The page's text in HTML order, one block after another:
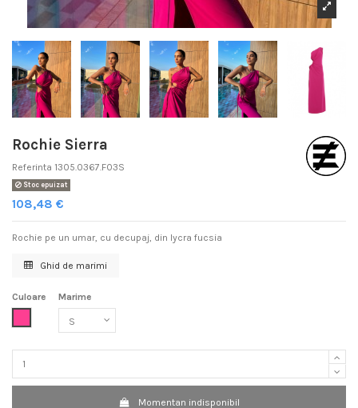
Rochie Sierra
Referinta 1305.0367.F03S
Stoc epuizat
108,48 €
Rochie pe un umar, cu decupaj, din lycra fucsia
Ghid de marimi
Culoare
Marime
Momentan indisponibil